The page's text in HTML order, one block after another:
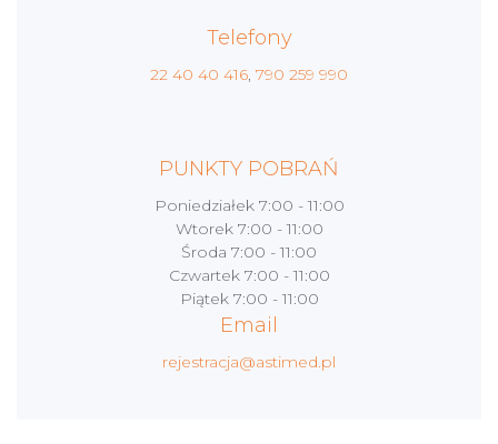
Telefony
22 40 40 416, 790 259 990
PUNKTY POBRAŃ
Poniedziałek7:00 - 11:00
Wtorek7:00 - 11:00
Środa 7:00 - 11:00
Czwartek7:00 - 11:00
Piątek7:00 - 11:00
Email
rejestracja@astimed.pl